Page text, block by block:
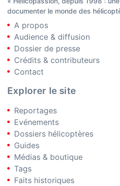
documenter le monde des
A propos
Audience & diffusion
Dossier de presse
Crédits & contributeurs
Contact
Explorer le site
Reportages
Evénements
Dossiers hélicoptères
Guides
Médias & boutique
Tags
Faits historiques